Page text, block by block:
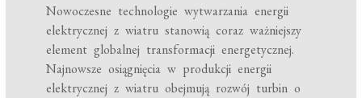
Nowoczesne technologie wytwarzania energii
elektrycznej z wiatru stanowią coraz ważniejszy
element globalnej transformacji energetycznej.
Najnowsze osiągnięcia w produkcji energii
elektrycznej z wiatru obejmują rozwój turbin o